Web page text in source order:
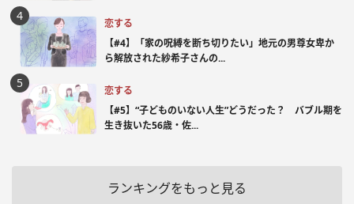
恋する
【#4】「家の呪縛を断ち切りたい」地元の男尊女卑か
ら解放された紗希子さんの...
恋する
【#5】“子どものいない人生”どうだった？ バブル期を
生き抜いた56歳・佐...
ランキングをもっと見る